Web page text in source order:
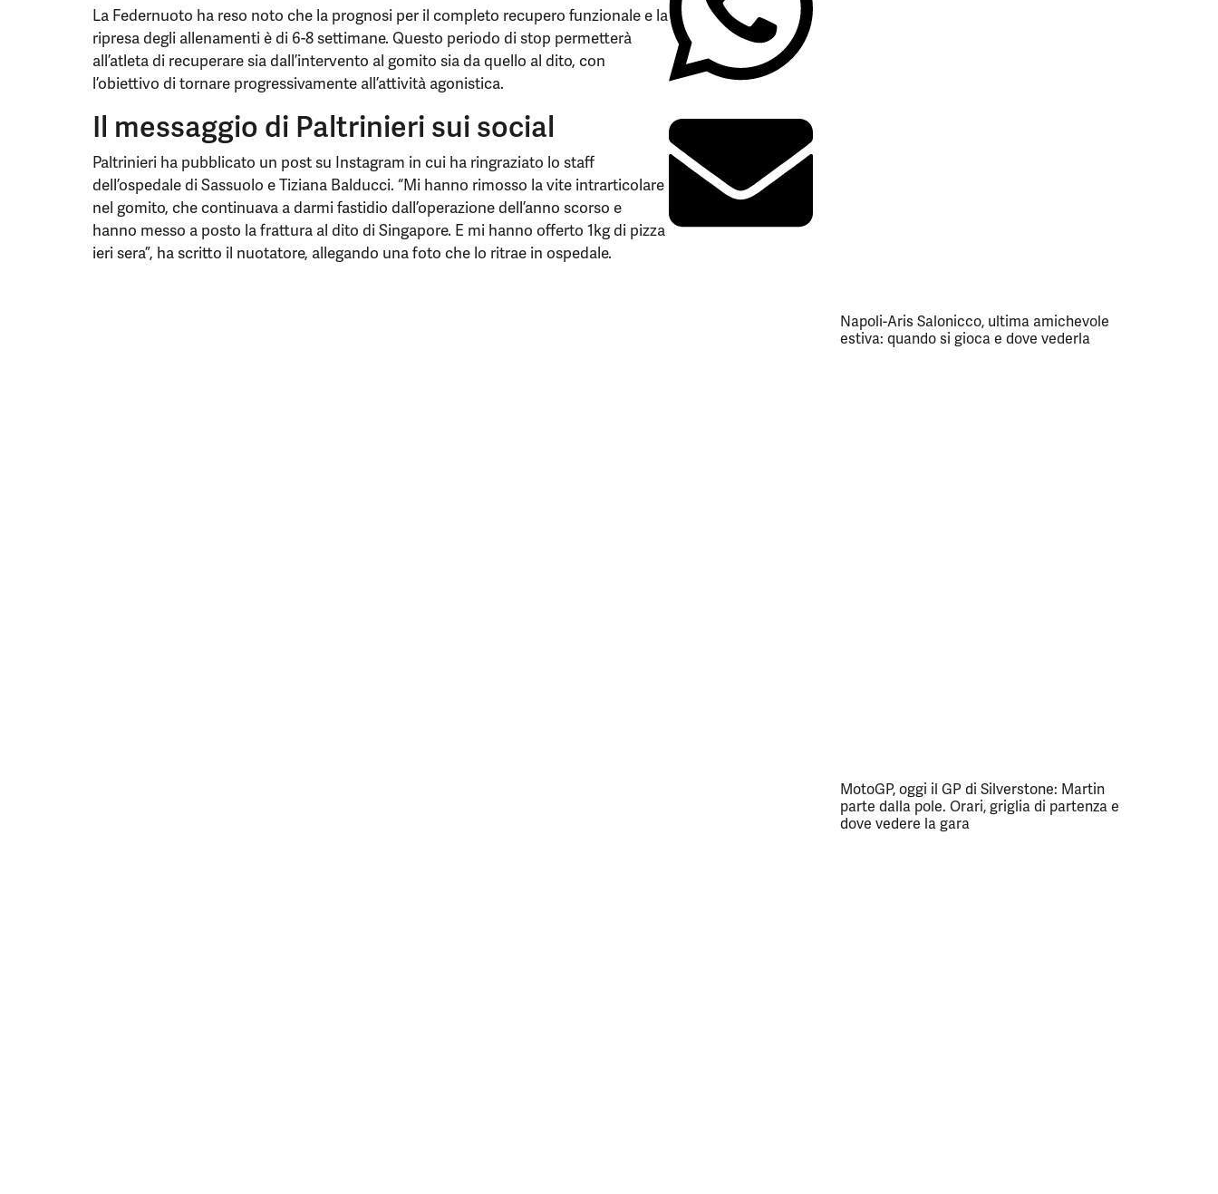
La Federnuoto ha reso noto che la prognosi per il completo recupero funzionale e la
ripresa degli allenamenti è di 6-8 settimane. Questo periodo di stop permetterà
all’atleta di recuperare sia dall’intervento al gomito sia da quello al dito, con
l’obiettivo di tornare progressivamente all’attività agonistica.
Il messaggio di Paltrinieri sui social
Paltrinieri ha pubblicato un post su Instagram in cui ha ringraziato lo staff
dell’ospedale di Sassuolo e Tiziana Balducci. “Mi hanno rimosso la vite intrarticolare
nel gomito, che continuava a darmi fastidio dall’operazione dell’anno scorso e
hanno messo a posto la frattura al dito di Singapore. E mi hanno offerto 1kg di pizza
ieri sera”, ha scritto il nuotatore, allegando una foto che lo ritrae in ospedale.
Napoli-Aris Salonicco, ultima amichevole
estiva: quando si gioca e dove vederla
MotoGP, oggi il GP di Silverstone: Martin
parte dalla pole. Orari, griglia di partenza e
dove vedere la gara